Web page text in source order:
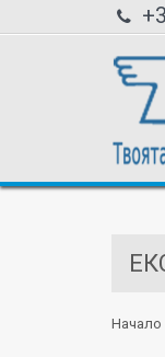
Начало